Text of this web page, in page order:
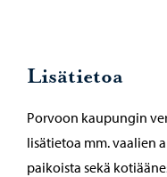
Lisätietoa
Porvoon kaupungin
lisätietoa mm. vaalien
paikoista sekä